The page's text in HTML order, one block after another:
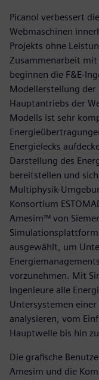
Picanol verbessert
Webmaschinen
Projekts ohne
Zusammenarbeit
beginnen die F&E-
Modellerstellung der
Hauptantriebs der
Modells ist sehr
Energielecks
Darstellung des
bereitstellen und
Multiphysik-
Konsortium
Amesim™ von
Simulationsplattform
ausgewählt, um
vorzunehmen. Mit
Ingenieure alle
Untersystemen
analysieren, vom
Hauptwelle bis hin
Die grafische
Amesim und die